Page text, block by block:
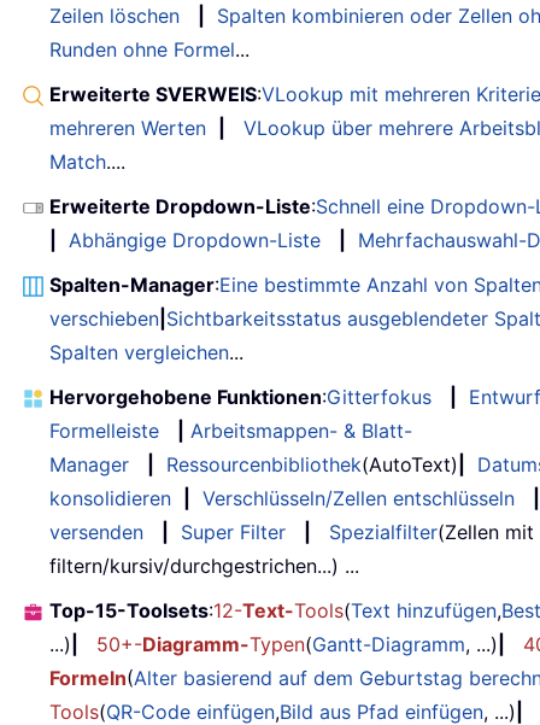
Zeilen löschen
Spalten kombinieren oder Zellen
Runden ohne Formel...
Erweiterte SVERWEIS:VLookup mit mehreren
mehreren Werten
VLookup über mehrere
Match....
Erweiterte Dropdown-Liste:Schnell eine
Abhängige Dropdown-Liste
Mehrfachauswahl-
Spalten-Manager:Eine bestimmte Anzahl von
verschieben Sichtbarkeitsstatus ausgeblendeter
Spalten vergleichen...
Hervorgehobene Funktionen:Gitterfokus
Entwurf
Formelleiste
Arbeitsmappen- & Blatt-
Manager
Ressourcenbibliothek(AutoText)
konsolidieren
Verschlüsseln/Zellen entschlüsseln
versenden
Super Filter Spezialfilter(Zellen
filtern/kursiv/durchgestrichen...) ...
Top-15-Toolsets:12-Text-Tools(Text hinzufügen,
...)
50+-Diagramm-Typen(Gantt-Diagramm, ...)
Formeln(Alter basierend auf dem Geburtstag
Tools(QR-Code einfügen,Bild aus Pfad einfügen, ...)